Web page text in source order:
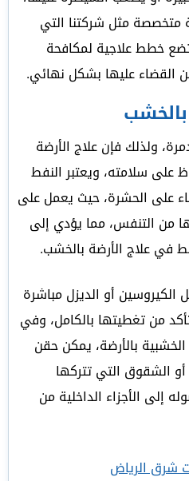
متخصصة مثل شركتنا التي
خطط علاجية لمكافحة
القضاء عليها بشكل نهائي.
ولذلك فإن علاج الأرضة
سلامته، ويعتبر النفط
على الحشرة، حيث يعمل على
من التنفس، مما يؤدي إلى
في علاج الأرضة بالخشب.
أو الديزل مباشرة
من تغطيتها بالكامل، وفي
بالأرضة، يمكن حقن
الشقوق التي تتركها
إلى الأجزاء الداخلية من
شرق الرياض